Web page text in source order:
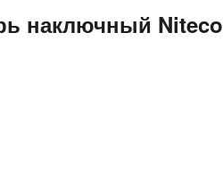
наключный